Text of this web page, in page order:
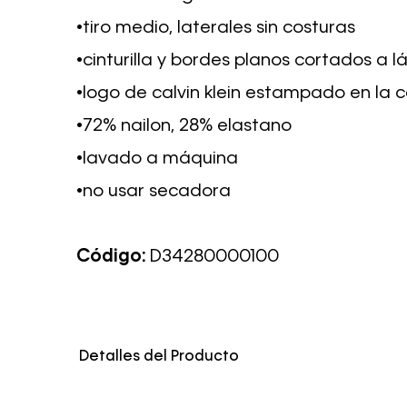
•tiro medio, laterales sin costuras
•cinturilla y bordes planos cortados a
•logo de calvin klein estampado en la
•72% nailon, 28% elastano
•lavado a máquina
•no usar secadora
Código: D34280000100
Detalles del Producto